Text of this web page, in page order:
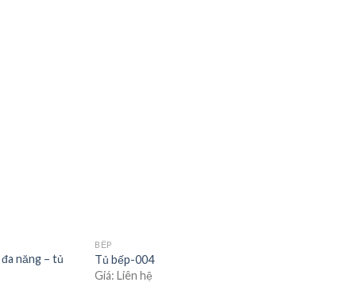
năng – tủ
BẾP
Tủ bếp-004
Giá: Liên hệ